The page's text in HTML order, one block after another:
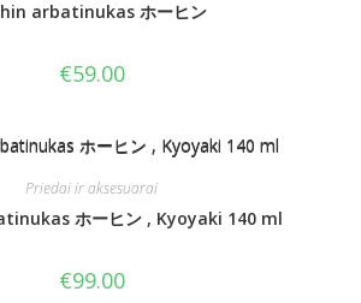
arbatinukas ホーヒン
€59.00
Priedai ir aksesuarai
ホーヒン , Kyoyaki 140 ml
€99.00